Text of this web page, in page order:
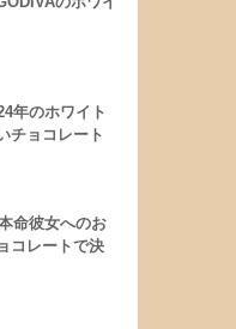
年のホワイト
チョコレート
命彼女へのお
コレートで決